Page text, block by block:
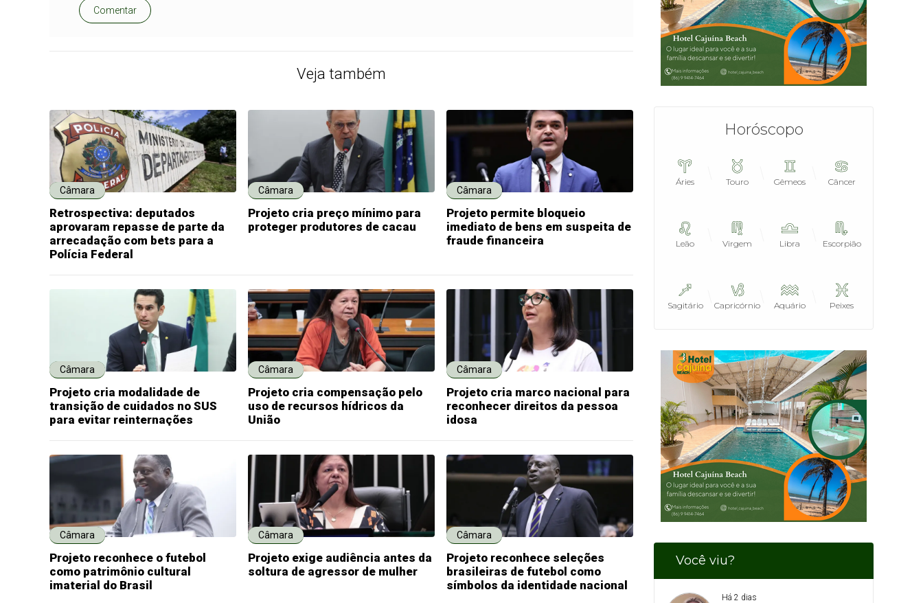
Comentar
Veja também
Câmara
Retrospectiva: deputados
aprovaram repasse de parte da
arrecadação com bets para a
Polícia Federal
Câmara
Projeto cria preço mínimo para
proteger produtores de cacau
Câmara
Projeto permite bloqueio
imediato de bens em suspeita de
fraude financeira
Câmara
Projeto cria modalidade de
transição de cuidados no SUS
para evitar reinternações
Câmara
Projeto cria compensação pelo
uso de recursos hídricos da
União
Câmara
Projeto cria marco nacional para
reconhecer direitos da pessoa
idosa
Câmara
Projeto reconhece o futebol
como patrimônio cultural
imaterial do Brasil
Câmara
Projeto exige audiência antes da
soltura de agressor de mulher
Câmara
Projeto reconhece seleções
brasileiras de futebol como
símbolos da identidade nacional
Horóscopo
Áries Touro Gêmeos Câncer
Leão Virgem Libra Escorpião
Sagitário Capricórnio Aquário Peixes
Você viu?
Há 2 dias